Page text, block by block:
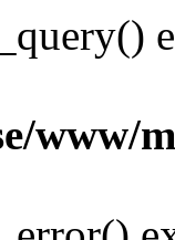
www/